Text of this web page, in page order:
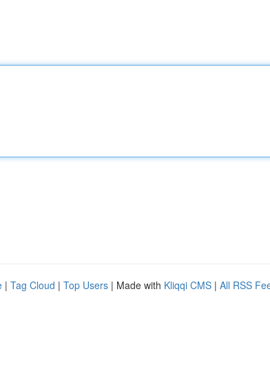
| Tag Cloud | Top Users | Made with Kliqqi CMS | All RSS